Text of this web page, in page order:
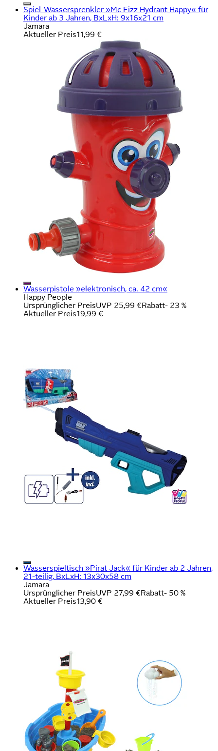
Spiel-Wassersprenkler »Mc Fizz Hydrant Happy« für
Kinder ab 3 Jahren, BxLxH: 9x16x21 cm
Jamara
Aktueller Preis11,99 €
Wasserpistole »elektronisch, ca. 42 cm«
Happy People
Ursprünglicher PreisUVP 25,99 €Rabatt- 23 %
Aktueller Preis19,99 €
Wasserspieltisch »Pirat Jack« für Kinder ab 2 Jahren,
21-teilig, BxLxH: 13x30x58 cm
Jamara
Ursprünglicher PreisUVP 27,99 €Rabatt- 50 %
Aktueller Preis13,90 €